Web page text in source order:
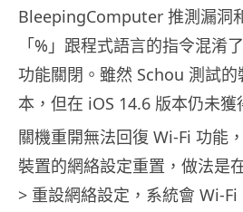
BleepingComputer 推測漏洞
「%」跟程式語言的指令混淆
功能關閉。雖然 Schou 測試
本，但在 iOS 14.6 版本仍未獲
關機重開無法回復 Wi-Fi 功能
裝置的網絡設定重置，做法是
> 重設網絡設定，系統會 Wi-